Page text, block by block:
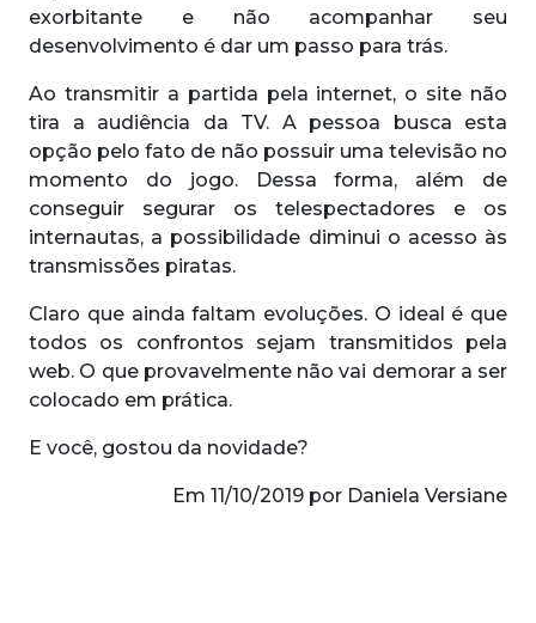
exorbitante e não acompanhar seu
desenvolvimento é dar um passo para trás.
Ao transmitir a partida pela internet, o site não
tira a audiência da TV. A pessoa busca esta
opção pelo fato de não possuir uma televisão no
momento do jogo. Dessa forma, além de
conseguir segurar os telespectadores e os
internautas, a possibilidade diminui o acesso às
transmissões piratas.
Claro que ainda faltam evoluções. O ideal é que
todos os confrontos sejam transmitidos pela
web. O que provavelmente não vai demorar a ser
colocado em prática.
E você, gostou da novidade?
Em 11/10/2019 por Daniela Versiane